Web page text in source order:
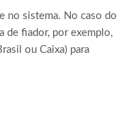
no sistema. No caso do
de fiador, por exemplo,
ou Caixa) para